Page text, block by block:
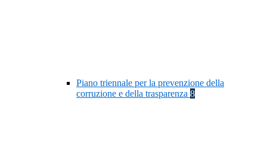
Piano triennale per la prevenzione della
corruzione e della trasparenza 8